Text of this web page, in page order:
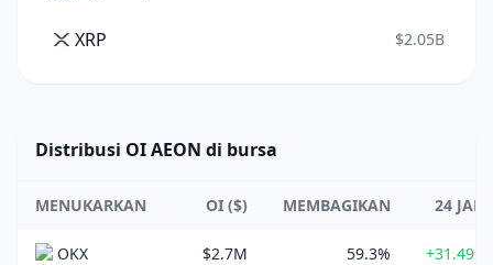
XRP $2.05B
Distribusi OI AEON di bursa
MENUKARKAN OI ($) MEMBAGIKAN 24 JAM
OKX $2.7M 59.3% +31.49%